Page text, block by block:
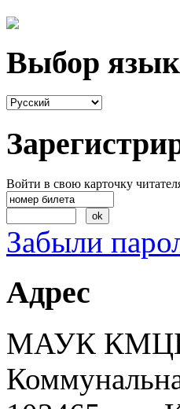
Выбор
Войти в свою карточку
Забыли
Адрес
МАУК